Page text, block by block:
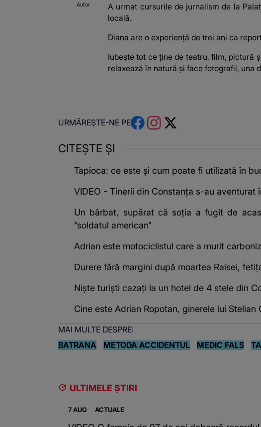
Autor
A urmat cursurile de jurnalism de la
locală.
Diana are o experiență de trei ani ca
Iubește tot ce ține de teatru, film, pictură
relaxează în natură și face fotografii, una
URMĂREȘTE-NE PE
CITEȘTE ȘI
Tapioca: ce este și cum poate fi utilizată în
VIDEO - Tinerii din Constanța s-au aventurat
Un bărbat, supărat că soția a fugit de
”soldatul american”
Adrian este motociclistul care a murit
Durere fără margini după moartea Raisei,
Niște turiști cazați la un hotel de 4 stele din
Cine este Adrian Ropotan, ginerele lui
MAI MULTE DESPRE:
BATRANA
METODA ACCIDENTUL MEDIC FALS
ULTIMELE ȘTIRI
7 AUG ACTUALE